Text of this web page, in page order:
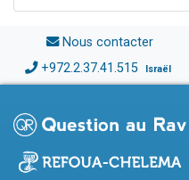
Nous contacter
+972.2.37.41.515 Israël